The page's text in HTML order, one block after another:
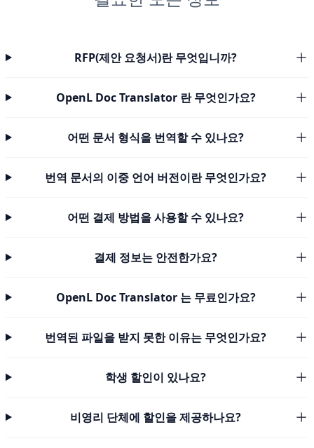
RFP(제안 요청서)란 무엇입니까?
OpenL Doc Translator 란 무엇인가요?
어떤 문서 형식을 번역할 수 있나요?
번역 문서의 이중 언어 버전이란 무엇인가요?
어떤 결제 방법을 사용할 수 있나요?
결제 정보는 안전한가요?
OpenL Doc Translator 는 무료인가요?
번역된 파일을 받지 못한 이유는 무엇인가요?
학생 할인이 있나요?
비영리 단체에 할인을 제공하나요?